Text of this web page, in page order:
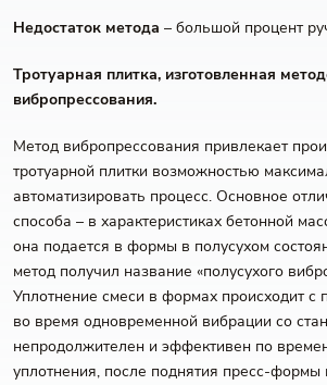
Недостаток метода – большой процент
Тротуарная плитка, изготовленная
вибропрессования.
Метод вибропрессования привлекает
тротуарной плитки возможностью
автоматизировать процесс. Основное
способа – в характеристиках бетонной
она подается в формы в полусухом
метод получил название «полусухого
Уплотнение смеси в формах происходит
во время одновременной вибрации со
непродолжителен и эффективен по
уплотнения, после поднятия пресс-формы